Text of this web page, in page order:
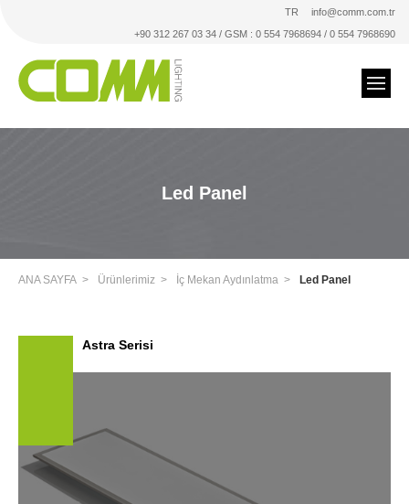
TR
info@comm.com.tr
+90 312 267 03 34 / GSM : 0 554 7968694 / 0 554 7968690
Led Panel
ANA SAYFA Ürünlerimiz İç Mekan Aydınlatma Led Panel